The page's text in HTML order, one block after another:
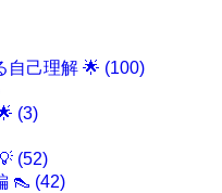
自己理解 🌟 (100)
(3)
(52)
👠 (42)